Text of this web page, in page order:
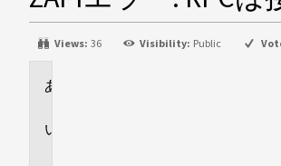
Views: 36 Visibility: Public